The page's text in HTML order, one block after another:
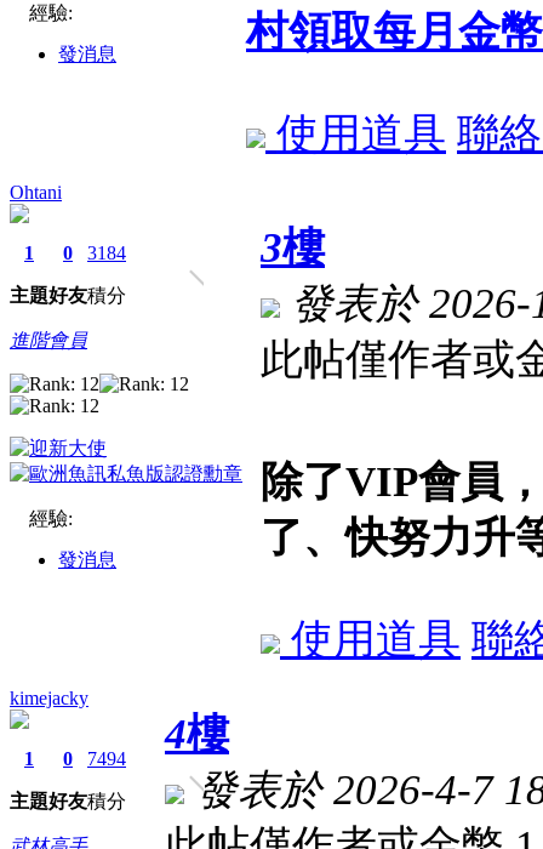
經驗:
發消息
村領取每月金
使用道具 聯
Ohtani
1
主題
0
好友
3184
積分
進階會員
經驗:
發消息
3樓
發表於
此帖僅作者或
除了VIP會員
了、快努力升
使用道具 聯
kimejacky
1
主題
0
好友
7494
積分
4樓
發表於 2026-4-7